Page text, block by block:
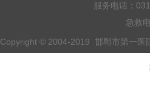
服务电话：
急救
Copyright © 2004-2019 邯郸市第一
乘车路线：乘坐